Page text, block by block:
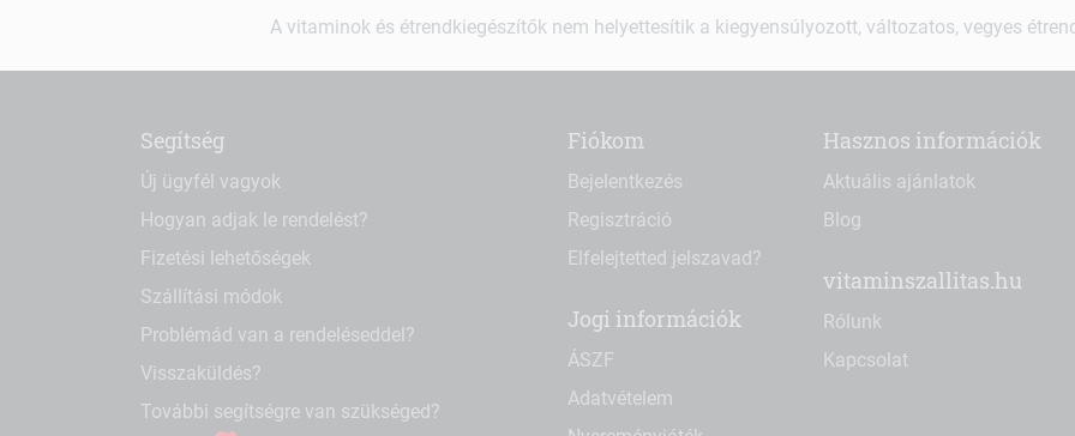
A vitaminok és étrendkiegészítők nem helyettesítik a kiegyensúlyozott, változatos, vegyes
Segítség
Új ügyfél vagyok
Hogyan adjak le rendelést?
Fizetési lehetőségek
Szállítási módok
Problémád van a rendeléseddel?
Visszaküldés?
További segítségre van szükséged?
Fiókom
Bejelentkezés
Regisztráció
Elfelejtetted jelszavad?
Jogi információk
ÁSZF
Adatvételem
Hasznos információk
Aktuális ajánlatok
Blog
vitaminszallitas.hu
Rólunk
Kapcsolat